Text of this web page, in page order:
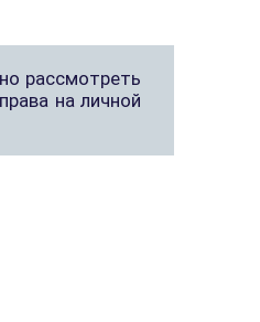
рассмотреть
на личной